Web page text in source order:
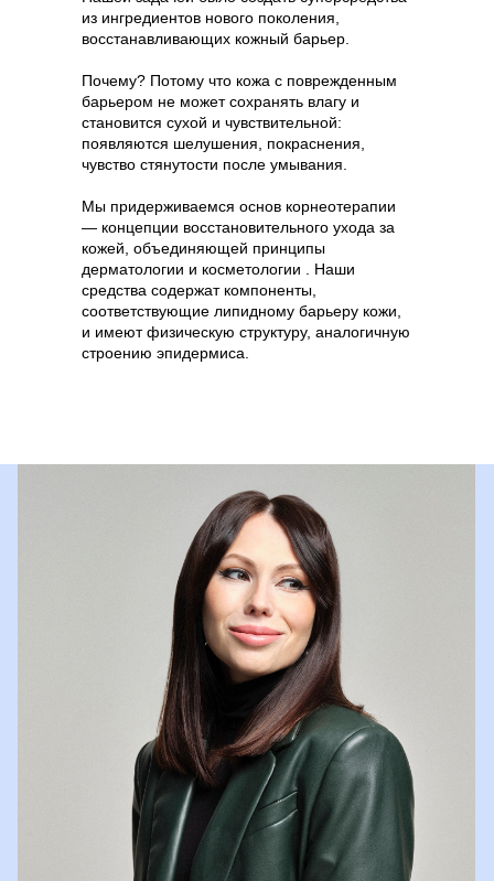
из ингредиентов нового поколения,
восстанавливающих кожный барьер.
Почему? Потому что кожа с поврежденным
барьером не может сохранять влагу и
становится сухой и чувствительной:
появляются шелушения, покраснения,
чувство стянутости после умывания.
Мы придерживаемся основ корнеотерапии
— концепции восстановительного ухода за
кожей, объединяющей принципы
дерматологии и косметологии . Наши
средства содержат компоненты,
соответствующие липидному барьеру кожи,
и имеют физическую структуру, аналогичную
строению эпидермиса.